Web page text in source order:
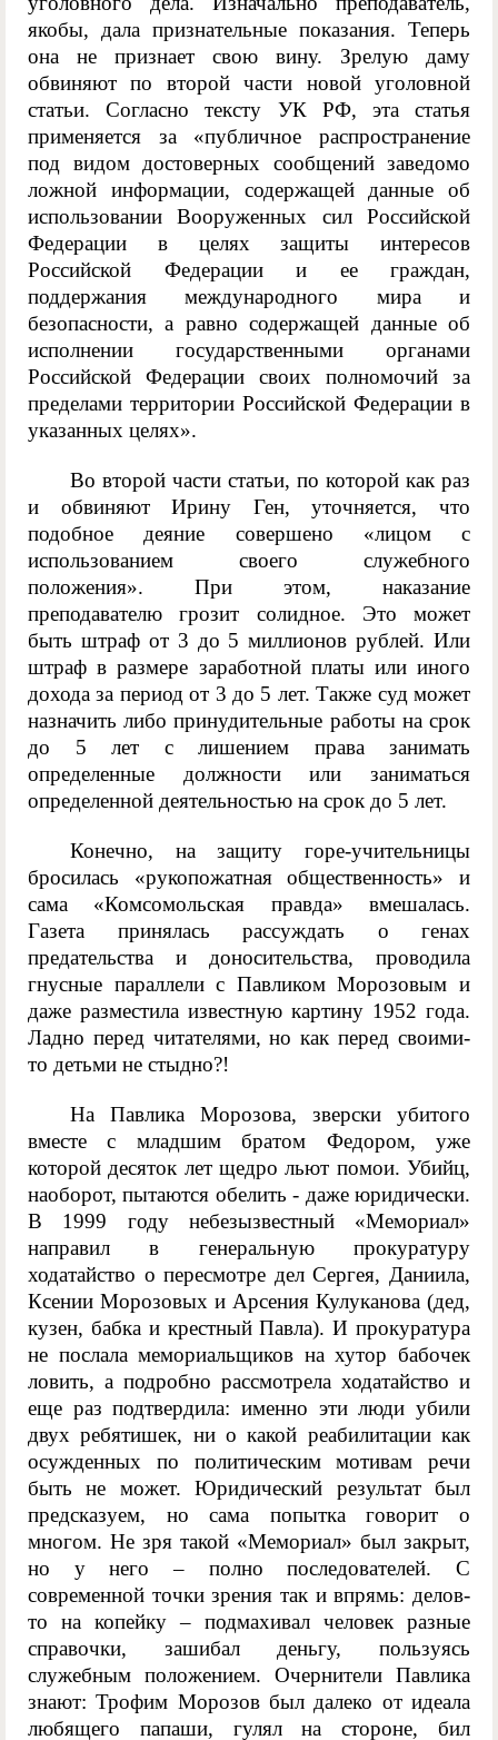
якобы, дала признательные показания. Теперь
она не признает свою вину. Зрелую даму
обвиняют по второй части новой уголовной
статьи. Согласно тексту УК РФ, эта статья
применяется за «публичное распространение
под видом достоверных сообщений заведомо
ложной информации, содержащей данные об
использовании Вооруженных сил Российской
Федерации в целях защиты интересов
Российской Федерации и ее граждан,
поддержания международного мира и
безопасности, а равно содержащей данные об
исполнении государственными органами
Российской Федерации своих полномочий за
пределами территории Российской Федерации в
указанных целях».
Во второй части статьи, по которой как раз
и обвиняют Ирину Ген, уточняется, что
подобное деяние совершено «лицом с
использованием своего служебного
положения». При этом, наказание
преподавателю грозит солидное. Это может
быть штраф от 3 до 5 миллионов рублей. Или
штраф в размере заработной платы или иного
дохода за период от 3 до 5 лет. Также суд может
назначить либо принудительные работы на срок
до 5 лет с лишением права занимать
определенные должности или заниматься
определенной деятельностью на срок до 5 лет.
Конечно, на защиту горе-учительницы
бросилась «рукопожатная общественность» и
сама «Комсомольская правда» вмешалась.
Газета принялась рассуждать о генах
предательства и доносительства, проводила
гнусные параллели с Павликом Морозовым и
даже разместила известную картину 1952 года.
Ладно перед читателями, но как перед своими-
то детьми не стыдно?!
На Павлика Морозова, зверски убитого
вместе с младшим братом Федором, уже
которой десяток лет щедро льют помои. Убийц,
наоборот, пытаются обелить - даже юридически.
В 1999 году небезызвестный «Мемориал»
направил в генеральную прокуратуру
ходатайство о пересмотре дел Сергея, Даниила,
Ксении Морозовых и Арсения Кулуканова (дед,
кузен, бабка и крестный Павла). И прокуратура
не послала мемориальщиков на хутор бабочек
ловить, а подробно рассмотрела ходатайство и
еще раз подтвердила: именно эти люди убили
двух ребятишек, ни о какой реабилитации как
осужденных по политическим мотивам речи
быть не может. Юридический результат был
предсказуем, но сама попытка говорит о
многом. Не зря такой «Мемориал» был закрыт,
но у него – полно последователей. С
современной точки зрения так и впрямь: делов-
то на копейку – подмахивал человек разные
справочки, зашибал деньгу, пользуясь
служебным положением. Очернители Павлика
знают: Трофим Морозов был далеко от идеала
любящего папаши, гулял на стороне, бил